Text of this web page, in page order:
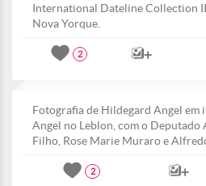
International Dateline Collection
Nova Yorque.
2
Fotografia de Hildegard Angel em
Angel no Leblon, com o
Filho, Rose Marie Muraro e
2